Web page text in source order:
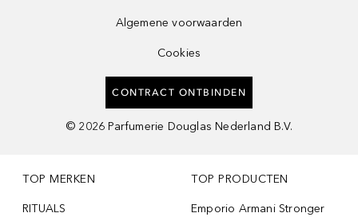
Algemene voorwaarden
Cookies
CONTRACT ONTBINDEN
© 2026 Parfumerie Douglas Nederland B.V.
TOP MERKEN
RITUALS
TOP PRODUCTEN
Emporio Armani Stronger